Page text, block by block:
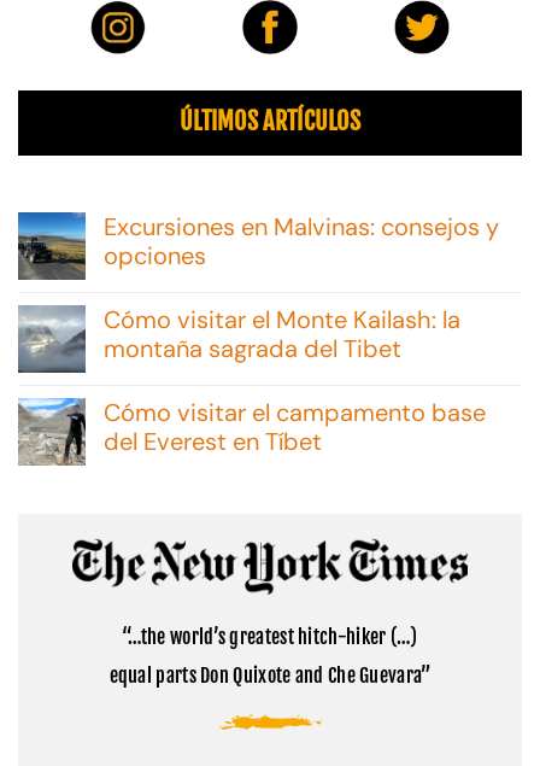
ÚLTIMOS ARTÍCULOS
Excursiones en Malvinas: consejos y
opciones
hay
comentarios
en
Excursiones
Malvinas:
consejos
y
opciones
Cómo visitar el Monte Kailash: la
montaña sagrada del Tibet
hay
comentarios
en
Cómo
la
montaña
sagrada
Tibet
Cómo visitar el campamento base
del Everest en Tíbet
Cómo
visitar
el
base
Everest
en
“…the world’s greatest hitch-hiker (…)
equal parts Don Quixote and Che Guevara”